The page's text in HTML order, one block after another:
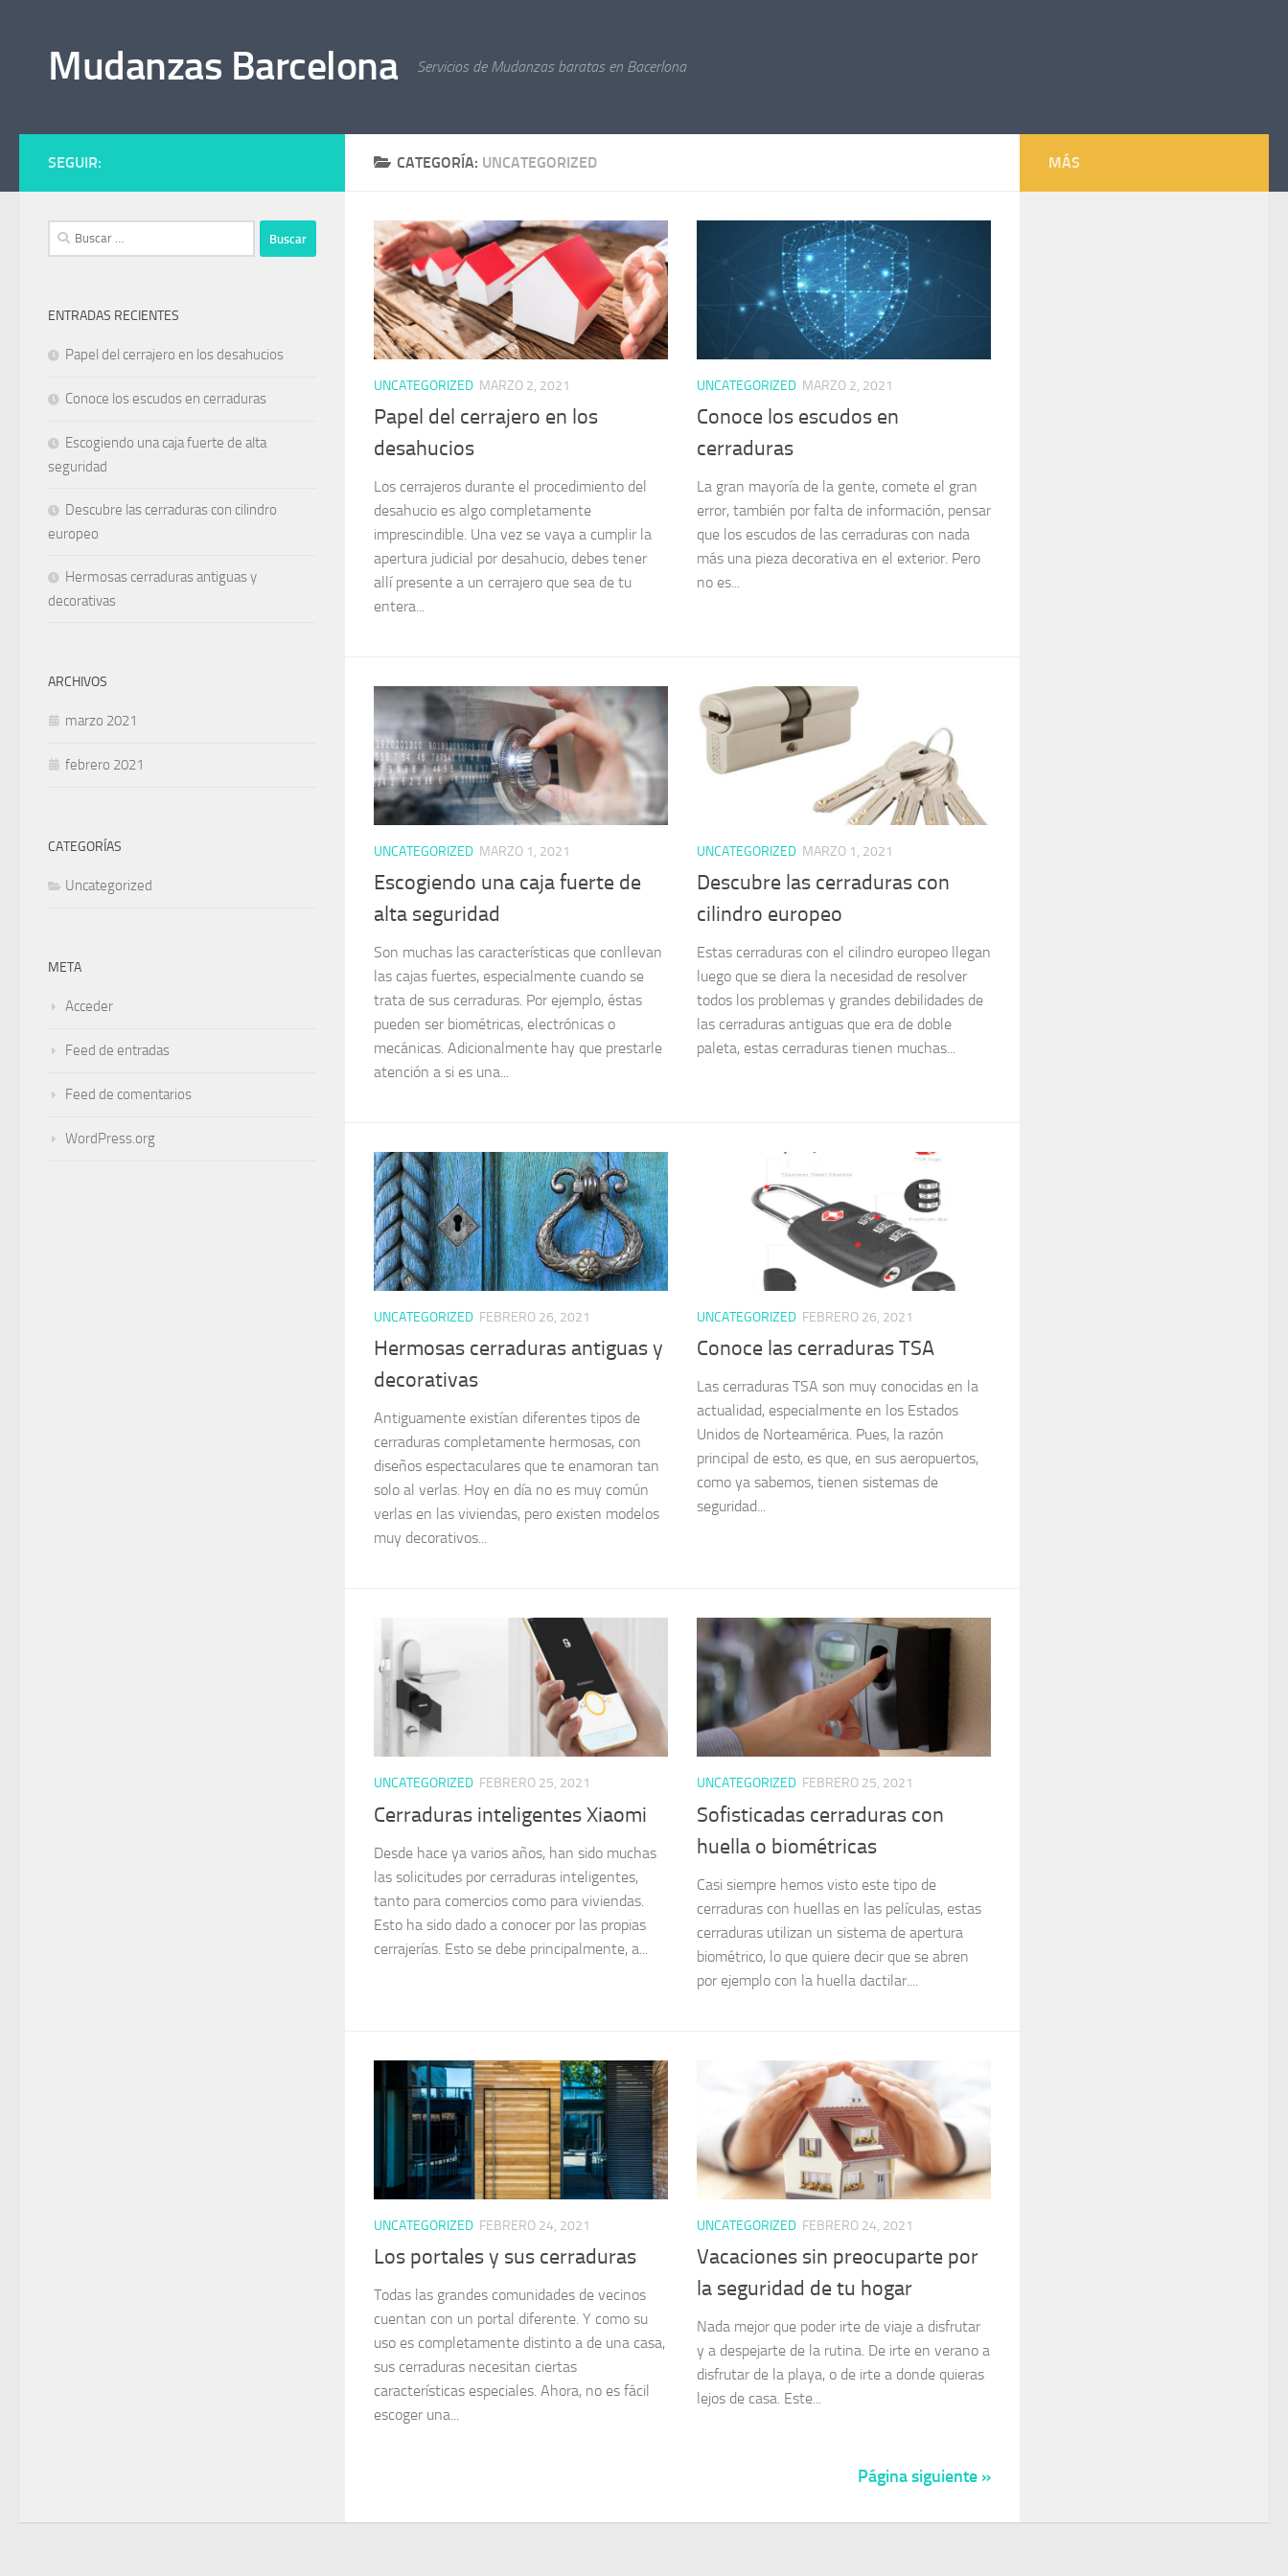
Mudanzas Barcelona Servicios de Mudanzas baratas en Bacerlona
CATEGORÍA: UNCATEGORIZED
UNCATEGORIZED MARZO 2, 2021
Papel del cerrajero en los
desahucios
Los cerrajeros durante el procedimiento del
desahucio es algo completamente
imprescindible. Una vez se vaya a cumplir la
apertura judicial por desahucio, debes tener
allí presente a un cerrajero que sea de tu
entera...
UNCATEGORIZED MARZO 2, 2021
Conoce los escudos en
cerraduras
La gran mayoría de la gente, comete el gran
error, también por falta de información, pensar
que los escudos de las cerraduras con nada
más una pieza decorativa en el exterior. Pero
no es...
UNCATEGORIZED MARZO 1, 2021
Escogiendo una caja fuerte de
alta seguridad
Son muchas las características que conllevan
las cajas fuertes, especialmente cuando se
trata de sus cerraduras. Por ejemplo, éstas
pueden ser biométricas, electrónicas o
mecánicas. Adicionalmente hay que prestarle
atención a si es una...
UNCATEGORIZED MARZO 1, 2021
Descubre las cerraduras con
cilindro europeo
Estas cerraduras con el cilindro europeo llegan
luego que se diera la necesidad de resolver
todos los problemas y grandes debilidades de
las cerraduras antiguas que era de doble
paleta, estas cerraduras tienen muchas...
UNCATEGORIZED FEBRERO 26, 2021
Hermosas cerraduras antiguas y
decorativas
Antiguamente existían diferentes tipos de
cerraduras completamente hermosas, con
diseños espectaculares que te enamoran tan
solo al verlas. Hoy en día no es muy común
verlas en las viviendas, pero existen modelos
muy decorativos...
UNCATEGORIZED FEBRERO 26, 2021
Conoce las cerraduras TSA
Las cerraduras TSA son muy conocidas en la
actualidad, especialmente en los Estados
Unidos de Norteamérica. Pues, la razón
principal de esto, es que, en sus aeropuertos,
como ya sabemos, tienen sistemas de
seguridad...
UNCATEGORIZED FEBRERO 25, 2021
Cerraduras inteligentes Xiaomi
Desde hace ya varios años, han sido muchas
las solicitudes por cerraduras inteligentes,
tanto para comercios como para viviendas.
Esto ha sido dado a conocer por las propias
cerrajerías. Esto se debe principalmente, a...
UNCATEGORIZED FEBRERO 25, 2021
Sofisticadas cerraduras con
huella o biométricas
Casi siempre hemos visto este tipo de
cerraduras con huellas en las películas, estas
cerraduras utilizan un sistema de apertura
biométrico, lo que quiere decir que se abren
por ejemplo con la huella dactilar....
UNCATEGORIZED FEBRERO 24, 2021
Los portales y sus cerraduras
Todas las grandes comunidades de vecinos
cuentan con un portal diferente. Y como su
uso es completamente distinto a de una casa,
sus cerraduras necesitan ciertas
características especiales. Ahora, no es fácil
escoger una...
UNCATEGORIZED FEBRERO 24, 2021
Vacaciones sin preocuparte por
la seguridad de tu hogar
Nada mejor que poder irte de viaje a disfrutar
y a despejarte de la rutina. De irte en verano a
disfrutar de la playa, o de irte a donde quieras
lejos de casa. Este...
Página siguiente »
SEGUIR:
Buscar:
ENTRADAS RECIENTES
Papel del cerrajero en los desahucios
Conoce los escudos en cerraduras
Escogiendo una caja fuerte de alta
seguridad
Descubre las cerraduras con cilindro
europeo
Hermosas cerraduras antiguas y
decorativas
ARCHIVOS
marzo 2021
febrero 2021
CATEGORÍAS
Uncategorized
META
Acceder
Feed de entradas
Feed de comentarios
WordPress.org
MÁS